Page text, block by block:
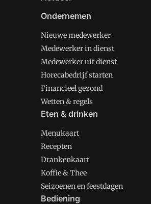
Ondernemen
Nieuwe medewerker
Medewerker in dienst
Medewerker uit dienst
Horecabedrijf starten
Financieel gezond
Wetten & regels
Eten & drinken
Menukaart
Recepten
Drankenkaart
Koffie & Thee
Seizoenen en feestdagen
Bediening